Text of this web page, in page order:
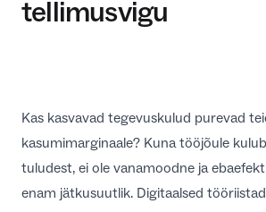
ET
tellimusvigu
Kas kasvavad tegevuskulud purevad
kasumimarginaale? Kuna tööjõule
tuludest, ei ole vanamoodne ja
enam jätkusuutlik. Digitaalsed